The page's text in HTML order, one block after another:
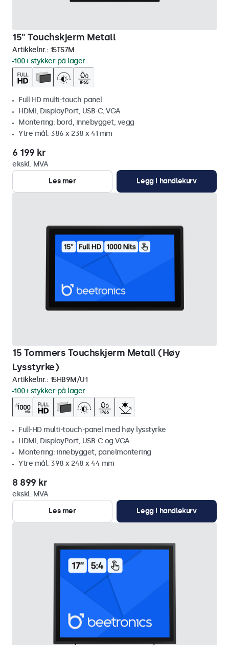
15" Touchskjerm Metall
Artikkelnr.: 15TS7M
100+ stykker på lager
Full HD multi-touch panel
HDMI, DisplayPort, USB-C, VGA
Montering: bord, innebygget, vegg
Ytre mål: 386 x 238 x 41 mm
6 199 kr
ekskl. MVA
Les mer
Legg i handlekurv
15 Tommers Touchskjerm Metall (Høy
Lysstyrke)
Artikkelnr.: 15HB9M/U1
100+ stykker på lager
Full-HD multi-touch-panel med høy lysstyrke
HDMI, DisplayPort, USB-C og VGA
Montering: innebygget, panelmontering
Ytre mål: 398 x 248 x 44 mm
8 899 kr
ekskl. MVA
Les mer
Legg i handlekurv